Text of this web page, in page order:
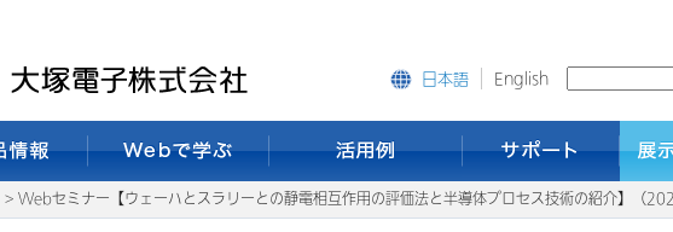
日本語
English
> Webセミナー【ウェーハとスラリーとの静電相互作用の評価法と半導体プロセス技術の紹介】（